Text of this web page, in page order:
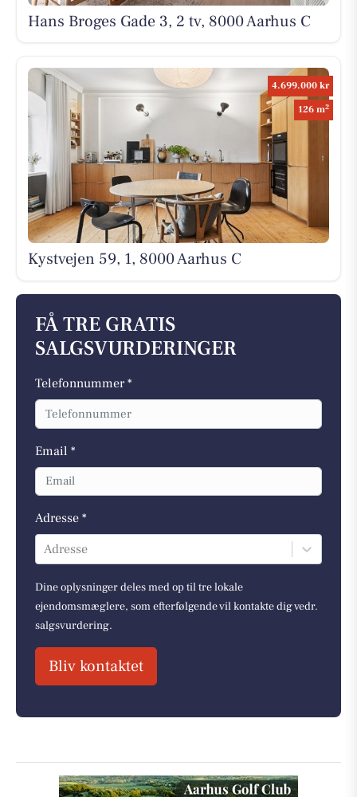
Hans Broges Gade 3, 2 tv, 8000 Aarhus C
4.699.000 kr
126 m2
Kystvejen 59, 1, 8000 Aarhus C
FÅ TRE GRATIS
SALGSVURDERINGER
Telefonnummer *
Email *
Adresse *
Adresse
Dine oplysninger deles med op til tre lokale
ejendomsmæglere, som efterfølgende vil kontakte dig vedr.
salgsvurdering.
Bliv kontaktet